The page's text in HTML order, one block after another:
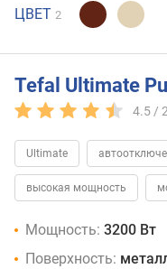
ЦВЕТ 2
Tefal Ultimate
4.5 /2
Ultimate
высокая мощность
Мощность: 3200 Вт
Поверхность: